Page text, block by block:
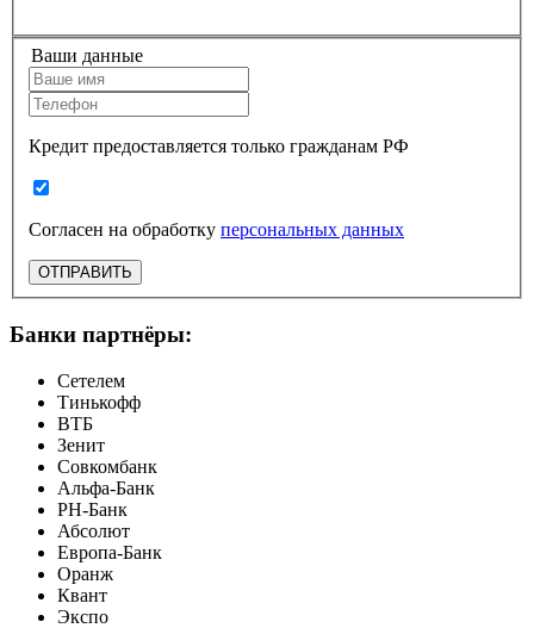
Ваши данные
Кредит предоставляется только гражданам РФ
Согласен на обработку персональных данных
ОТПРАВИТЬ
Банки партнёры:
Сетелем
Тинькофф
ВТБ
Зенит
Совкомбанк
Альфа-Банк
РН-Банк
Абсолют
Европа-Банк
Оранж
Квант
Экспо